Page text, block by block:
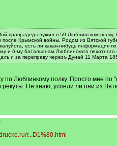
прапрадед служил в 59 Люблинском
Крымской войны. Родом из Вятской
есть ли какая-нибудь информация
и 6-му батальонам Люблинского
и за переправу черезъ Дунай 11 Марта
по Люблинкому полку. Просто мне по
Не знаю, успели ли они из
r...D1%80.html